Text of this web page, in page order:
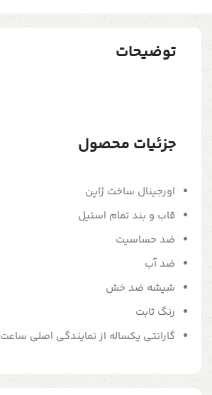
توضیحات
جزئیات محصول
اورجینال ساخت ژاپن
قاب و بند تمام استیل
ضد حساسیت
ضد آب
شیشه ضد خش
رنگ ثابت
گارانتی یکساله از نمایندگی اصلی